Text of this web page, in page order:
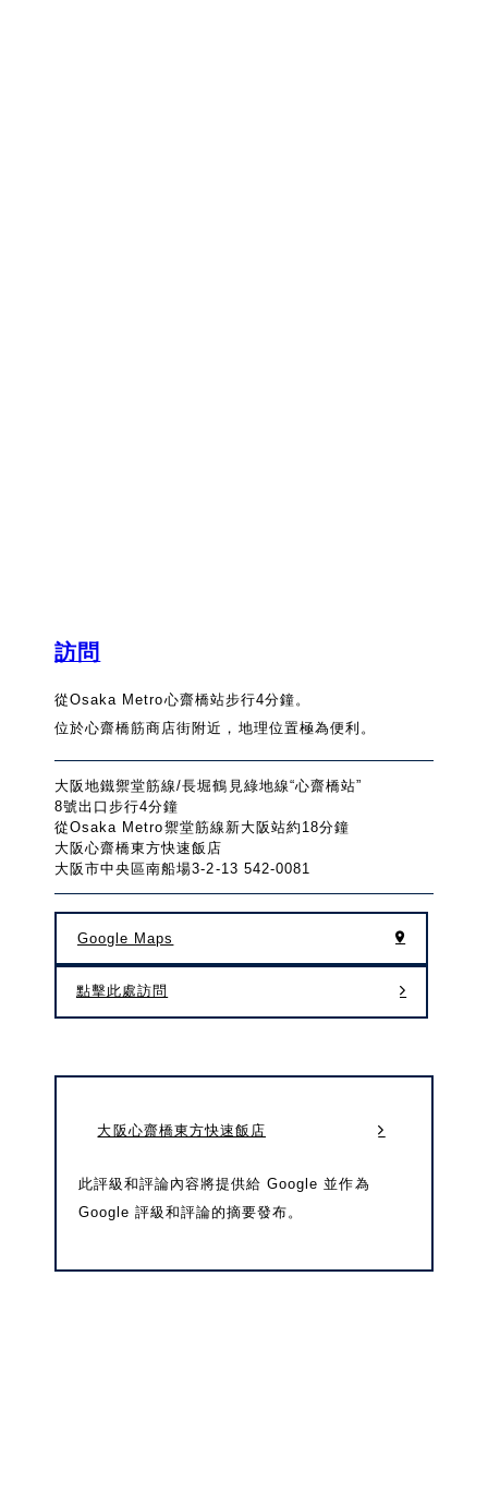
訪問
從Osaka Metro心齋橋站步行4分鐘。
位於心齋橋筋商店街附近，地理位置極為便利。
大阪地鐵禦堂筋線/長堀鶴見綠地線“心齋橋站”
8號出口步行4分鐘
從Osaka Metro禦堂筋線新大阪站約18分鐘
大阪心齋橋東方快速飯店
大阪市中央區南船場3-2-13 542-0081
Google Maps
點擊此處訪問
大阪心齋橋東方快速飯店
此評級和評論內容將提供給 Google 並作為
Google 評級和評論的摘要發布。